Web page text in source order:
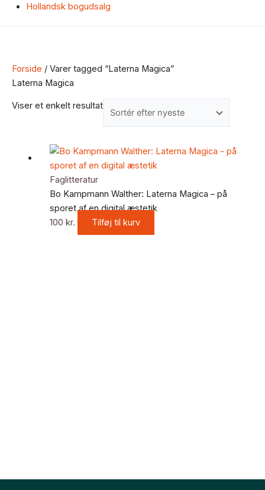
Hollandsk bogudsalg
Forside / Varer tagged “Laterna Magica”
Laterna Magica
Viser et enkelt resultat
Faglitteratur
Bo Kampmann Walther: Laterna Magica – på
sporet af en digital æstetik
100 kr. Tilføj til kurv